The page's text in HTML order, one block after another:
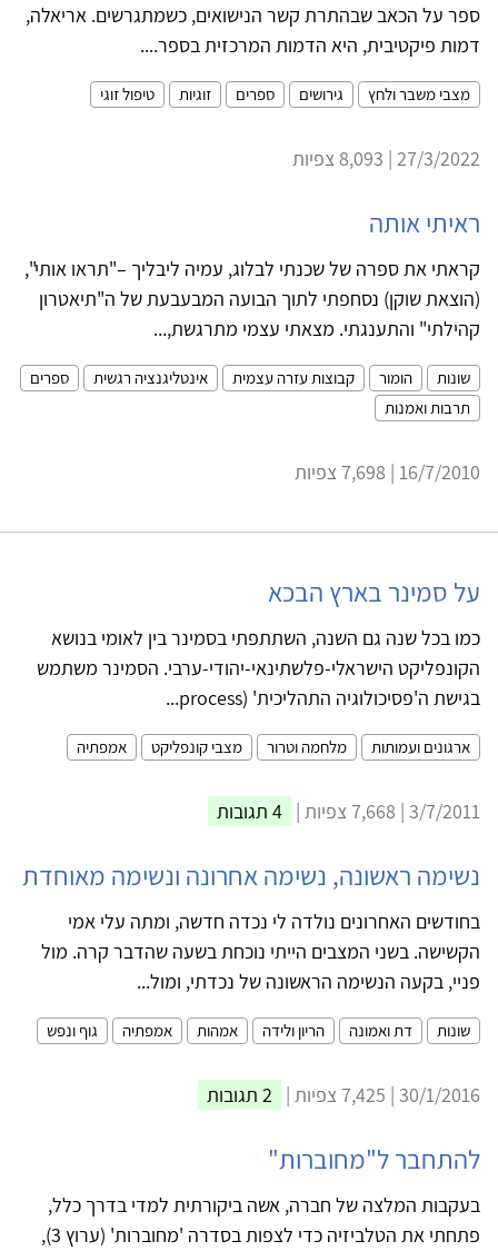
ספר על הכאב שבהתרת קשר הנישואים, כשמתגרשים. אריאלה,
דמות פיקטיבית, היא הדמות המרכזית בספר....
מצבי משבר ולחץ גירושים ספרים זוגיות טיפול זוגי
27/3/2022 | 8,093 צפיות
ראיתי אותה
קראתי את ספרה של שכנתי לבלוג, עמיה ליבליך –"תראו אותי",
(הוצאת שוקן) נסחפתי לתוך הבועה המבעבעת של ה"תיאטרון
קהילתי" והתענגתי. מצאתי עצמי מתרגשת,...
שונות הומור קבוצות עזרה עצמית אינטליגנציה רגשית
ספרים
תרבות ואמנות
16/7/2010 | 7,698 צפיות
על סמינר בארץ הבכא
כמו בכל שנה גם השנה, השתתפתי בסמינר בין לאומי בנושא
הקונפליקט הישראלי-‏פלשתינאי-יהודי-ערבי. הסמינר משתמש
בגישת ה'פסיכולוגיה התהליכית' (‏process...
ארגונים ועמותות מלחמה וטרור מצבי קונפליקט אמפתיה
3/7/2011 | 7,668 צפיות | 4 תגובות
נשימה ראשונה, נשימה אחרונה ונשימה מאוחדת
בחודשים האחרונים נולדה לי נכדה חדשה, ומתה עלי אמי
הקשישה. בשני המצבים הייתי נוכחת בשעה שהדבר קרה. מול
פניי, בקעה הנשימה הראשונה של נכדתי, ומול...
שונות דת ואמונה הריון ולידה אמהות אמפתיה גוף ונפש
30/1/2016 | 7,425 צפיות | 2 תגובות
להתחבר ל"מחוברות"‏
בעקבות המלצה של חברה, אשה ביקורתית למדי בדרך כלל,
פתחתי את הטלביזיה כדי ‏לצפות בסדרה 'מחוברות' (ערוץ 3),